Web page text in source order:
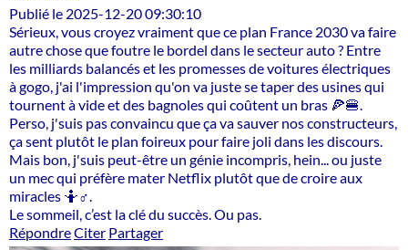
Publié le 2025-12-20 09:30:10
Sérieux, vous croyez vraiment que ce plan France 2030 va faire
autre chose que foutre le bordel dans le secteur auto ? Entre
les milliards balancés et les promesses de voitures électriques
à gogo, j'ai l'impression qu'on va juste se taper des usines qui
tournent à vide et des bagnoles qui coûtent un bras 🍕🍔.
Perso, j'suis pas convaincu que ça va sauver nos constructeurs,
ça sent plutôt le plan foireux pour faire joli dans les discours.
Mais bon, j'suis peut-être un génie incompris, hein... ou juste
un mec qui préfère mater Netflix plutôt que de croire aux
miracles 🤷♂️.
Le sommeil, c’est la clé du succès. Ou pas.
RépondreCiter Partager